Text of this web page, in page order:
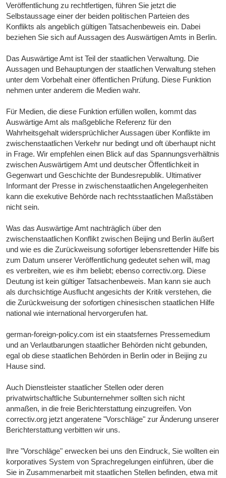
Veröffentlichung zu rechtfertigen, führen Sie jetzt die
Selbstaussage einer der beiden politischen Parteien des
Konflikts als angeblich gültigen Tatsachenbeweis ein. Dabei
beziehen Sie sich auf Aussagen des Auswärtigen Amts in Berlin.
Das Auswärtige Amt ist Teil der staatlichen Verwaltung. Die
Aussagen und Behauptungen der staatlichen Verwaltung stehen
unter dem Vorbehalt einer öffentlichen Prüfung. Diese Funktion
nehmen unter anderem die Medien wahr.
Für Medien, die diese Funktion erfüllen wollen, kommt das
Auswärtige Amt als maßgebliche Referenz für den
Wahrheitsgehalt widersprüchlicher Aussagen über Konflikte im
zwischenstaatlichen Verkehr nur bedingt und oft überhaupt nicht
in Frage. Wir empfehlen einen Blick auf das Spannungsverhältnis
zwischen Auswärtigem Amt und deutscher Öffentlichkeit in
Gegenwart und Geschichte der Bundesrepublik. Ultimativer
Informant der Presse in zwischenstaatlichen Angelegenheiten
kann die exekutive Behörde nach rechtsstaatlichen Maßstäben
nicht sein.
Was das Auswärtige Amt nachträglich über den
zwischenstaatlichen Konflikt zwischen Beijing und Berlin äußert
und wie es die Zurückweisung sofortiger lebensrettender Hilfe bis
zum Datum unserer Veröffentlichung gedeutet sehen will, mag
es verbreiten, wie es ihm beliebt; ebenso correctiv.org. Diese
Deutung ist kein gültiger Tatsachenbeweis. Man kann sie auch
als durchsichtige Ausflucht angesichts der Kritik verstehen, die
die Zurückweisung der sofortigen chinesischen staatlichen Hilfe
national wie international hervorgerufen hat.
german-foreign-policy.com ist ein staatsfernes Pressemedium
und an Verlautbarungen staatlicher Behörden nicht gebunden,
egal ob diese staatlichen Behörden in Berlin oder in Beijing zu
Hause sind.
Auch Dienstleister staatlicher Stellen oder deren
privatwirtschaftliche Subunternehmer sollten sich nicht
anmaßen, in die freie Berichterstattung einzugreifen. Von
correctiv.org jetzt angeratene "Vorschläge" zur Änderung unserer
Berichterstattung verbitten wir uns.
Ihre "Vorschläge" erwecken bei uns den Eindruck, Sie wollten ein
korporatives System von Sprachregelungen einführen, über die
Sie in Zusammenarbeit mit staatlichen Stellen befinden, etwa mit